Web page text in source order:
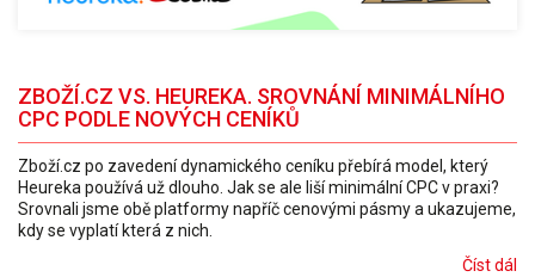
ZBOŽÍ.CZ VS. HEUREKA. SROVNÁNÍ MINIMÁLNÍHO
CPC PODLE NOVÝCH CENÍKŮ
Zboží.cz po zavedení dynamického ceníku přebírá model, který
Heureka používá už dlouho. Jak se ale liší minimální CPC v praxi?
Srovnali jsme obě platformy napříč cenovými pásmy a ukazujeme,
kdy se vyplatí která z nich.
Číst dál